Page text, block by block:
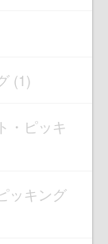
(1)
・ピッキ
ッキング